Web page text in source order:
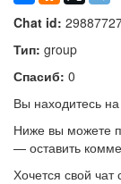
Chat id:
Тип: group
Спасиб: 0
Вы находитесь
Ниже вы можете
— оставить
Хочется свой